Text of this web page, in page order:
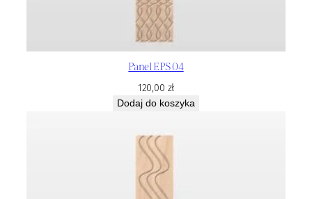
Panel EPS 04
120,00 zł
Dodaj do koszyka